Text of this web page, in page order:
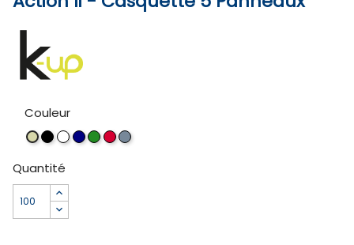
Couleur
BeigeBlackWhite
NavyForest
RedSlate
Quantité